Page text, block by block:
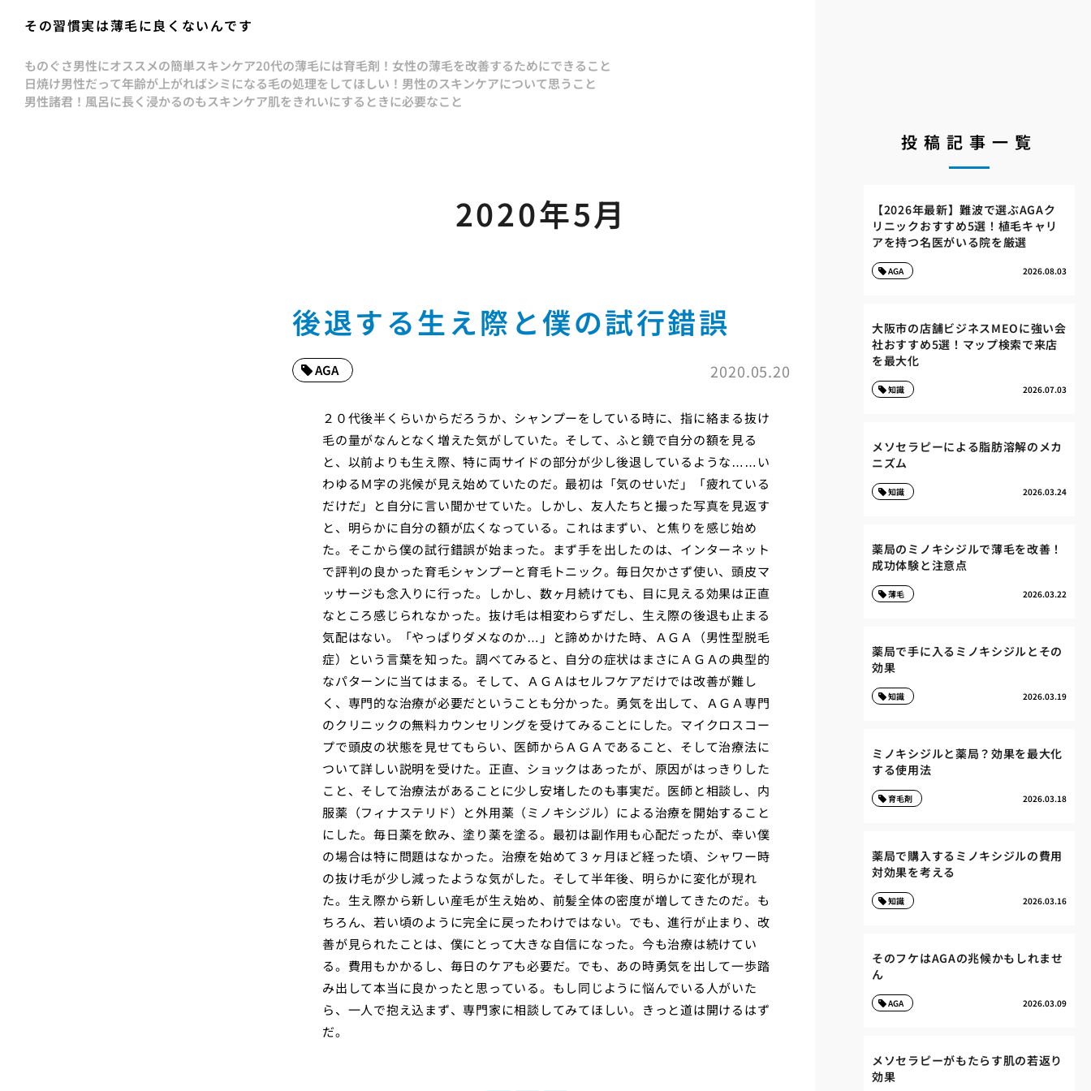
その習慣実は薄毛に良くないんです
ものぐさ男性にオススメの簡単スキンケア20代の薄毛には育毛剤！ 女性の薄毛を改善するためにできること
日焼け男性だって年齢が上がればシミになる毛の処理をしてほしい！ 男性のスキンケアについて思うこと
男性諸君！風呂に長く浸かるのもスキンケア肌をきれいにするときに必要なこと
2020年5月
後退する生え際と僕の試行錯誤
2020.05.20
AGA
２０代後半くらいからだろうか、シャンプーをしている時に、指に絡まる抜け
毛の量がなんとなく増えた気がしていた。そして、ふと鏡で自分の額を見る
と、以前よりも生え際、特に両サイドの部分が少し後退しているような……い
わゆるＭ字の兆候が見え始めていたのだ。最初は「気のせいだ」「疲れている
だけだ」と自分に言い聞かせていた。しかし、友人たちと撮った写真を見返す
と、明らかに自分の額が広くなっている。これはまずい、と焦りを感じ始め
た。そこから僕の試行錯誤が始まった。まず手を出したのは、インターネット
で評判の良かった育毛シャンプーと育毛トニック。毎日欠かさず使い、頭皮マ
ッサージも念入りに行った。しかし、数ヶ月続けても、目に見える効果は正直
なところ感じられなかった。抜け毛は相変わらずだし、生え際の後退も止まる
気配はない。「やっぱりダメなのか…」と諦めかけた時、ＡＧＡ（男性型脱毛
症）という言葉を知った。調べてみると、自分の症状はまさにＡＧＡの典型的
なパターンに当てはまる。そして、ＡＧＡはセルフケアだけでは改善が難し
く、専門的な治療が必要だということも分かった。勇気を出して、ＡＧＡ専門
のクリニックの無料カウンセリングを受けてみることにした。マイクロスコー
プで頭皮の状態を見せてもらい、医師からＡＧＡであること、そして治療法に
ついて詳しい説明を受けた。正直、ショックはあったが、原因がはっきりした
こと、そして治療法があることに少し安堵したのも事実だ。医師と相談し、内
服薬（フィナステリド）と外用薬（ミノキシジル）による治療を開始すること
にした。毎日薬を飲み、塗り薬を塗る。最初は副作用も心配だったが、幸い僕
の場合は特に問題はなかった。治療を始めて３ヶ月ほど経った頃、シャワー時
の抜け毛が少し減ったような気がした。そして半年後、明らかに変化が現れ
た。生え際から新しい産毛が生え始め、前髪全体の密度が増してきたのだ。も
ちろん、若い頃のように完全に戻ったわけではない。でも、進行が止まり、改
善が見られたことは、僕にとって大きな自信になった。今も治療は続けてい
る。費用もかかるし、毎日のケアも必要だ。でも、あの時勇気を出して一歩踏
み出して本当に良かったと思っている。もし同じように悩んでいる人がいた
ら、一人で抱え込まず、専門家に相談してみてほしい。きっと道は開けるはず
だ。
投稿記事一覧
【2026年最新】難波で選ぶAGAク
リニックおすすめ5選！植毛キャリ
アを持つ名医がいる院を厳選
2026.08.03
AGA
大阪市の店舗ビジネスMEOに強い会
社おすすめ5選！マップ検索で来店
を最大化
2026.07.03
知識
メソセラピーによる脂肪溶解のメカ
ニズム
2026.03.24
知識
薬局のミノキシジルで薄毛を改善！
成功体験と注意点
2026.03.22
薄毛
薬局で手に入るミノキシジルとその
効果
2026.03.19
知識
ミノキシジルと薬局？効果を最大化
する使用法
2026.03.18
育毛剤
薬局で購入するミノキシジルの費用
対効果を考える
2026.03.16
知識
そのフケはAGAの兆候かもしれませ
ん
2026.03.09
AGA
メソセラピーがもたらす肌の若返り
効果